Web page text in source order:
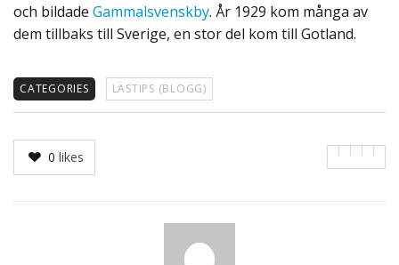
och bildade Gammalsvenskby. År 1929 kom många av
dem tillbaks till Sverige, en stor del kom till Gotland.
CATEGORIES LÄSTIPS (BLOGG)
0 likes